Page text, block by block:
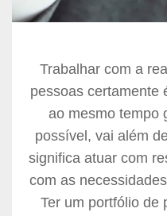
Trabalhar com a
pessoas certamente
ao mesmo tempo
possível, vai além
significa atuar com
com as
Ter um portfólio de